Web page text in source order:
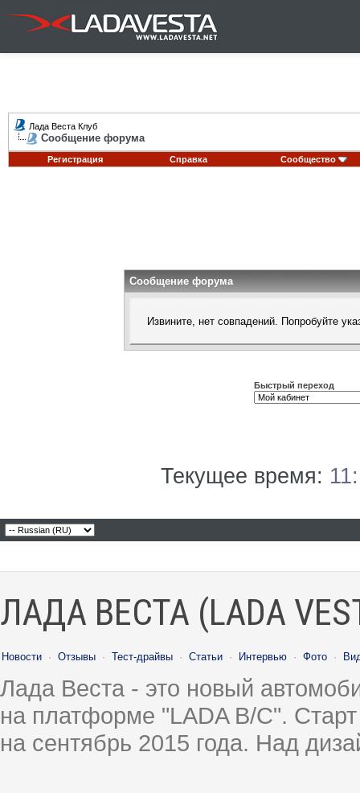
Лада Веста Клуб
Сообщение форума
Регистрация Справка Сообщество
Сообщение форума
Извините, нет совпадений. Попробуйте
Быстрый переход
Текущее время:
ЛАДА ВЕСТА (LADA
Новости · Отзывы · Тест-драйвы · Статьи · Интервью · Фото ·
Лада Веста - это новый
на платформе "LADA B/C".
на сентябрь 2015 года. Над